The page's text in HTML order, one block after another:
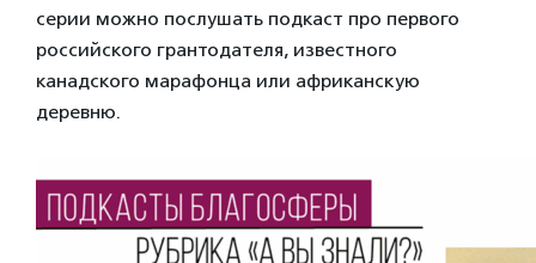
серии можно послушать подкаст про первого
российского грантодателя, известного
канадского марафонца или африканскую
деревню.